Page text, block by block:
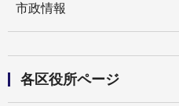
市政情報
各区役所ページ